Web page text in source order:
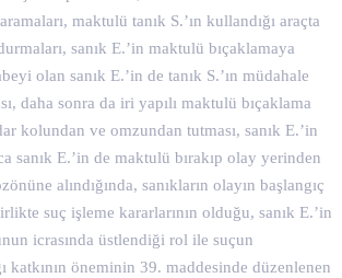
maktulü tanık S.’ın kullandığı araçta
sanık E.’in maktulü bıçaklamaya
olan sanık E.’in de tanık S.’ın müdahale
daha sonra da iri yapılı maktulü bıçaklama
kolundan ve omzundan tutması, sanık E.’in
sanık E.’in de maktulü bırakıp olay yerinden
alındığında, sanıkların olayın başlangıç
suç işleme kararlarının olduğu, sanık E.’in
icrasında üstlendiği rol ile suçun
katkının öneminin 39. maddesinde düzenlenen